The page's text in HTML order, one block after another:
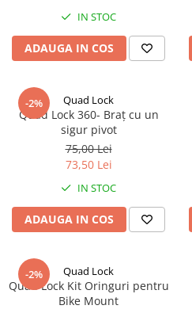
IN STOC
ADAUGA IN COS
-2% Quad Lock
Quad Lock 360- Braț cu un
sigur pivot
75,00 Lei
73,50 Lei
IN STOC
ADAUGA IN COS
-2% Quad Lock
Quad Lock Kit Oringuri pentru
Bike Mount